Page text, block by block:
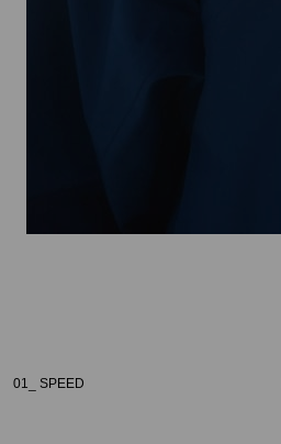
01_ SPEED